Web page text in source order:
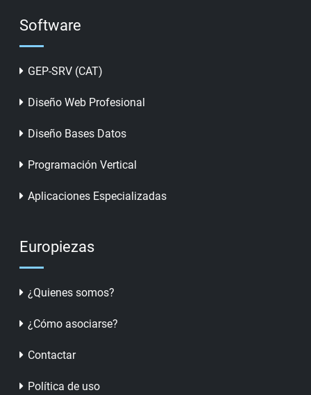
Software
GEP-SRV (CAT)
Diseño Web Profesional
Diseño Bases Datos
Programación Vertical
Aplicaciones Especializadas
Europiezas
¿Quienes somos?
¿Cómo asociarse?
Contactar
Política de uso